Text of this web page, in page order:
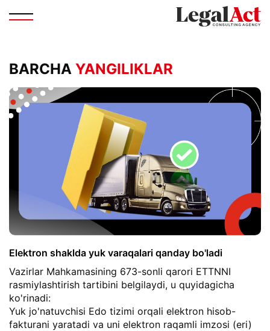
BARCHA YANGILIKLAR
Elektron shaklda yuk varaqalari qanday bo'ladi
Vazirlar Mahkamasining 673-sonli qarori ETTNNI
rasmiylashtirish tartibini belgilaydi, u quyidagicha
ko'rinadi:
Yuk jo'natuvchisi Edo tizimi orqali elektron hisob-
fakturani yaratadi va uni elektron raqamli imzosi (eri)